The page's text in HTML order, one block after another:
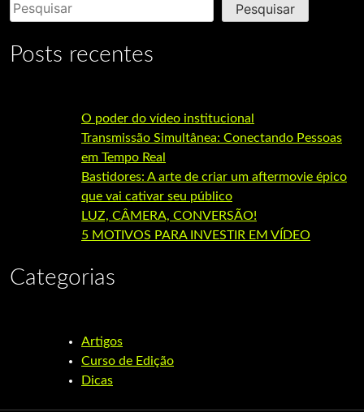
Pesquisar
Posts recentes
O poder do vídeo institucional
Transmissão Simultânea: Conectando Pessoas
em Tempo Real
Bastidores: A arte de criar um aftermovie épico
que vai cativar seu público
LUZ, CÂMERA, CONVERSÃO!
5 MOTIVOS PARA INVESTIR EM VÍDEO
Categorias
Artigos
Curso de Edição
Dicas